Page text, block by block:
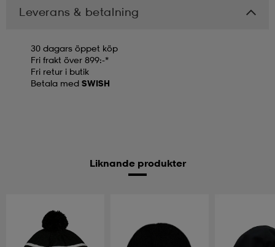
Leverans & betalning
30 dagars öppet köp
Fri frakt över 899:-*
Fri retur i butik
Betala med SWISH
Liknande produkter